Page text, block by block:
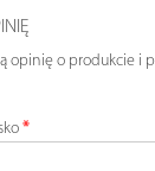
opinię o produkcie i